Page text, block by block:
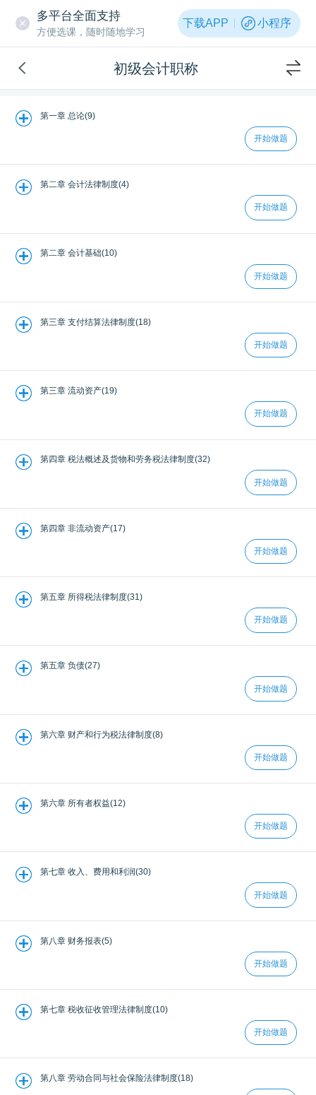
多平台全面支持
方便选课，随时随地学习
下载APP 小程序
初级会计职称
第一章 总论(9)
开始做题
第二章 会计法律制度(4)
开始做题
第二章 会计基础(10)
开始做题
第三章 支付结算法律制度(18)
开始做题
第三章 流动资产(19)
开始做题
第四章 税法概述及货物和劳务税法律制度(32)
开始做题
第四章 非流动资产(17)
开始做题
第五章 所得税法律制度(31)
开始做题
第五章 负债(27)
开始做题
第六章 财产和行为税法律制度(8)
开始做题
第六章 所有者权益(12)
开始做题
第七章 收入、费用和利润(30)
开始做题
第八章 财务报表(5)
开始做题
第七章 税收征收管理法律制度(10)
开始做题
第八章 劳动合同与社会保险法律制度(18)